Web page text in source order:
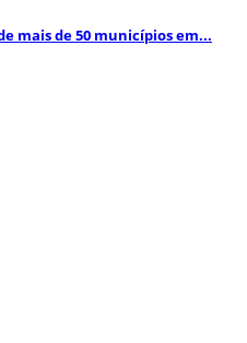
mais de 50 municípios em...